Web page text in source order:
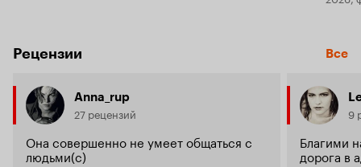
Рецензии Все
Anna_rup
27 рецензий
Она совершенно не умеет общаться с
людьми(с)
9
Благими
дорога в